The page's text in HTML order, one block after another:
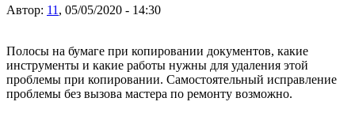
Автор: 11 , 05/05/2020 - 14:30
Полосы на бумаге при копировании документов, какие
инструменты и какие работы нужны для удаления этой
проблемы при копировании. Самостоятельный исправление
проблемы без вызова мастера по ремонту возможно.